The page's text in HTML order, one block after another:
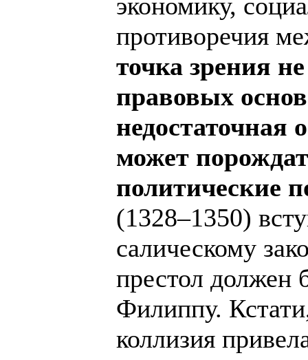
противоречия
точка зрения
правовых
недостаточная
может
политические
(1328–1350)
салическому
престол должен
Филиппу.
коллизия